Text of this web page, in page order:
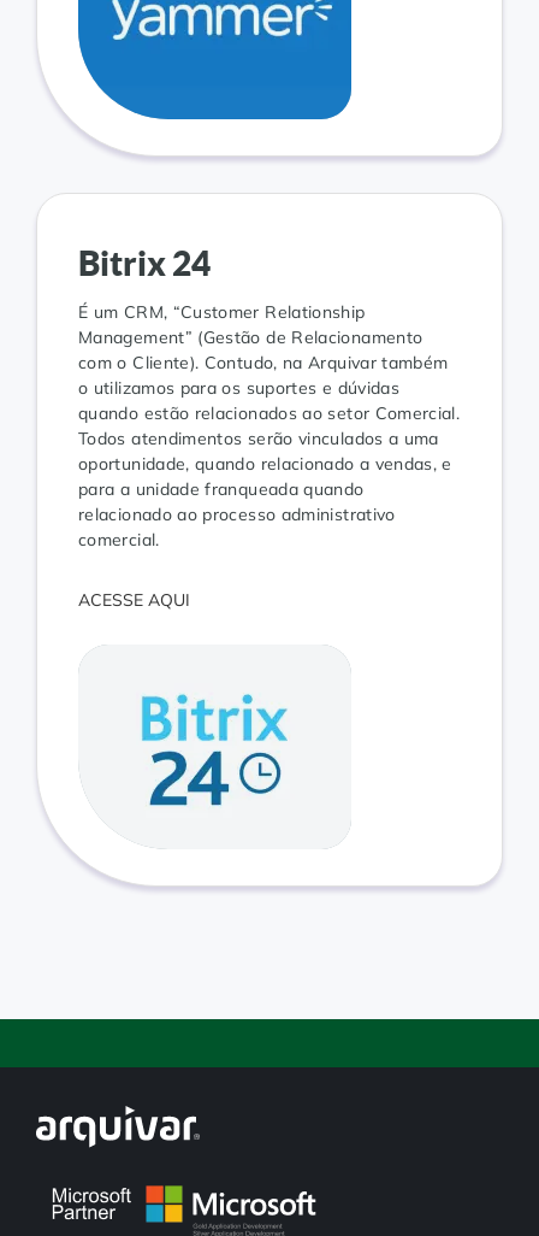
Bitrix 24
É um CRM, “Customer Relationship
Management” (Gestão de Relacionamento
com o Cliente). Contudo, na Arquivar também
o utilizamos para os suportes e dúvidas
quando estão relacionados ao setor Comercial.
Todos atendimentos serão vinculados a uma
oportunidade, quando relacionado a vendas, e
para a unidade franqueada quando
relacionado ao processo administrativo
comercial.
ACESSE AQUI